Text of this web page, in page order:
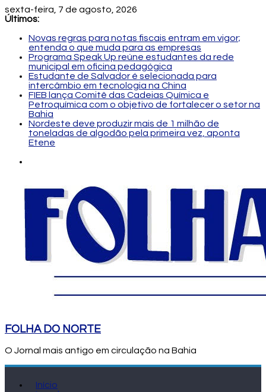
sexta-feira, 7 de agosto, 2026
Últimos:
Novas regras para notas fiscais entram em vigor;
entenda o que muda para as empresas
Programa Speak Up reúne estudantes da rede
municipal em oficina pedagógica
Estudante de Salvador é selecionada para
intercâmbio em tecnologia na China
FIEB lança Comitê das Cadeias Química e
Petroquímica com o objetivo de fortalecer o setor na
Bahia
Nordeste deve produzir mais de 1 milhão de
toneladas de algodão pela primeira vez, aponta
Etene
FOLHA DO NORTE
O Jornal mais antigo em circulação na Bahia
Início